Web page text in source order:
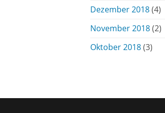
Dezember 2018(4)
November 2018(2)
Oktober 2018(3)